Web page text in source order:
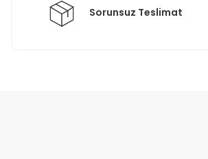
Sorunsuz Teslimat